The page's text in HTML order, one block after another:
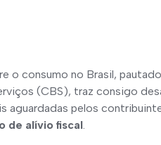
o consumo no Brasil,
(CBS), traz consigo
aguardadas pelos
de alívio fiscal.